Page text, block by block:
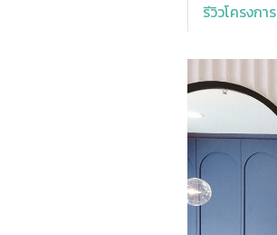
รีวิวโครงการ